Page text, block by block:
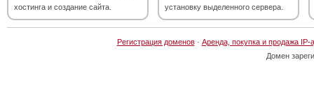
хостинга и создание сайта.
установку выделенного сервера.
Регистрация доменов· Аренда, покупка и продажа IP-
Домен